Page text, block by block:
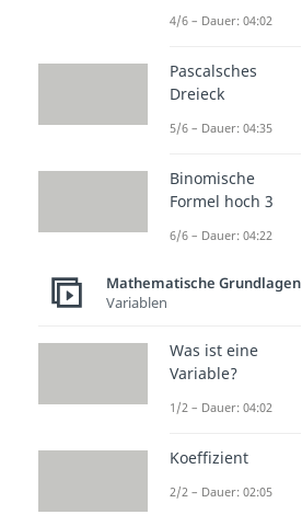
4/6 – Dauer: 04:02
Pascalsches
Dreieck
5/6 – Dauer: 04:35
Binomische
Formel hoch 3
6/6 – Dauer: 04:22
Mathematische Grundlagen
Variablen
Was ist eine
Variable?
1/2 – Dauer: 04:02
Koeffizient
2/2 – Dauer: 02:05